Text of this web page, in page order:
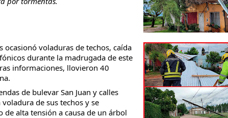
voladuras de techos, caída
durante la madrugada de este
informaciones, llovieron 40
de bulevar San Juan y calles
de sus techos y se
alta tensión a causa de un árbol